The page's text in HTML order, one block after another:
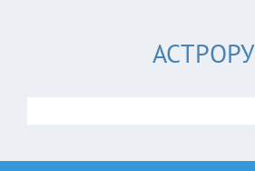
АСТРОРУ